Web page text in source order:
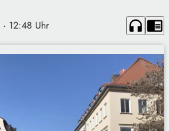
· 12:48 Uhr headphones chrome_reader_mode